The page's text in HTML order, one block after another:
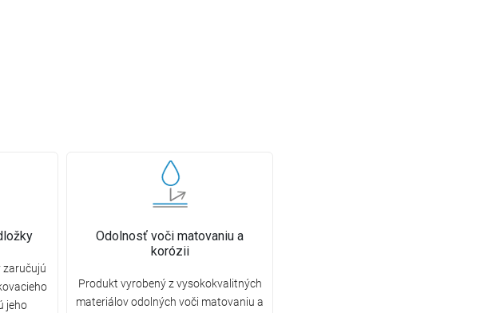
zaručujú
jeho
Odolnosť voči matovaniu a
korózii
Produkt vyrobený z vysokokvalitných
materiálov odolných voči matovaniu a